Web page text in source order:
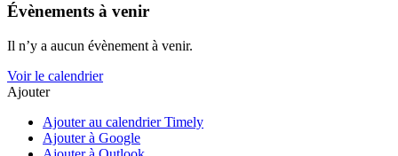
Évènements à venir
Il n’y a aucun évènement à venir.
Voir le calendrier
Ajouter
Ajouter au calendrier Timely
Ajouter à Google